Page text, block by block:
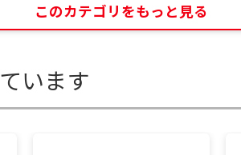
このカテゴリをもっと見る
います